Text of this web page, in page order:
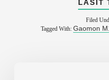
LASĪT
Filed
Tagged With:Gaomon